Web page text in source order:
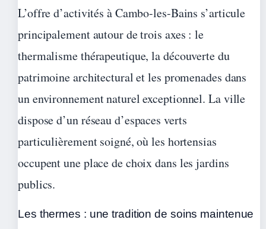
L’offre d’activités à Cambo-les-Bains s’articule
principalement autour de trois axes : le
thermalisme thérapeutique, la découverte du
patrimoine architectural et les promenades dans
un environnement naturel exceptionnel. La ville
dispose d’un réseau d’espaces verts
particulièrement soigné, où les hortensias
occupent une place de choix dans les jardins
publics.
Les thermes : une tradition de soins maintenue